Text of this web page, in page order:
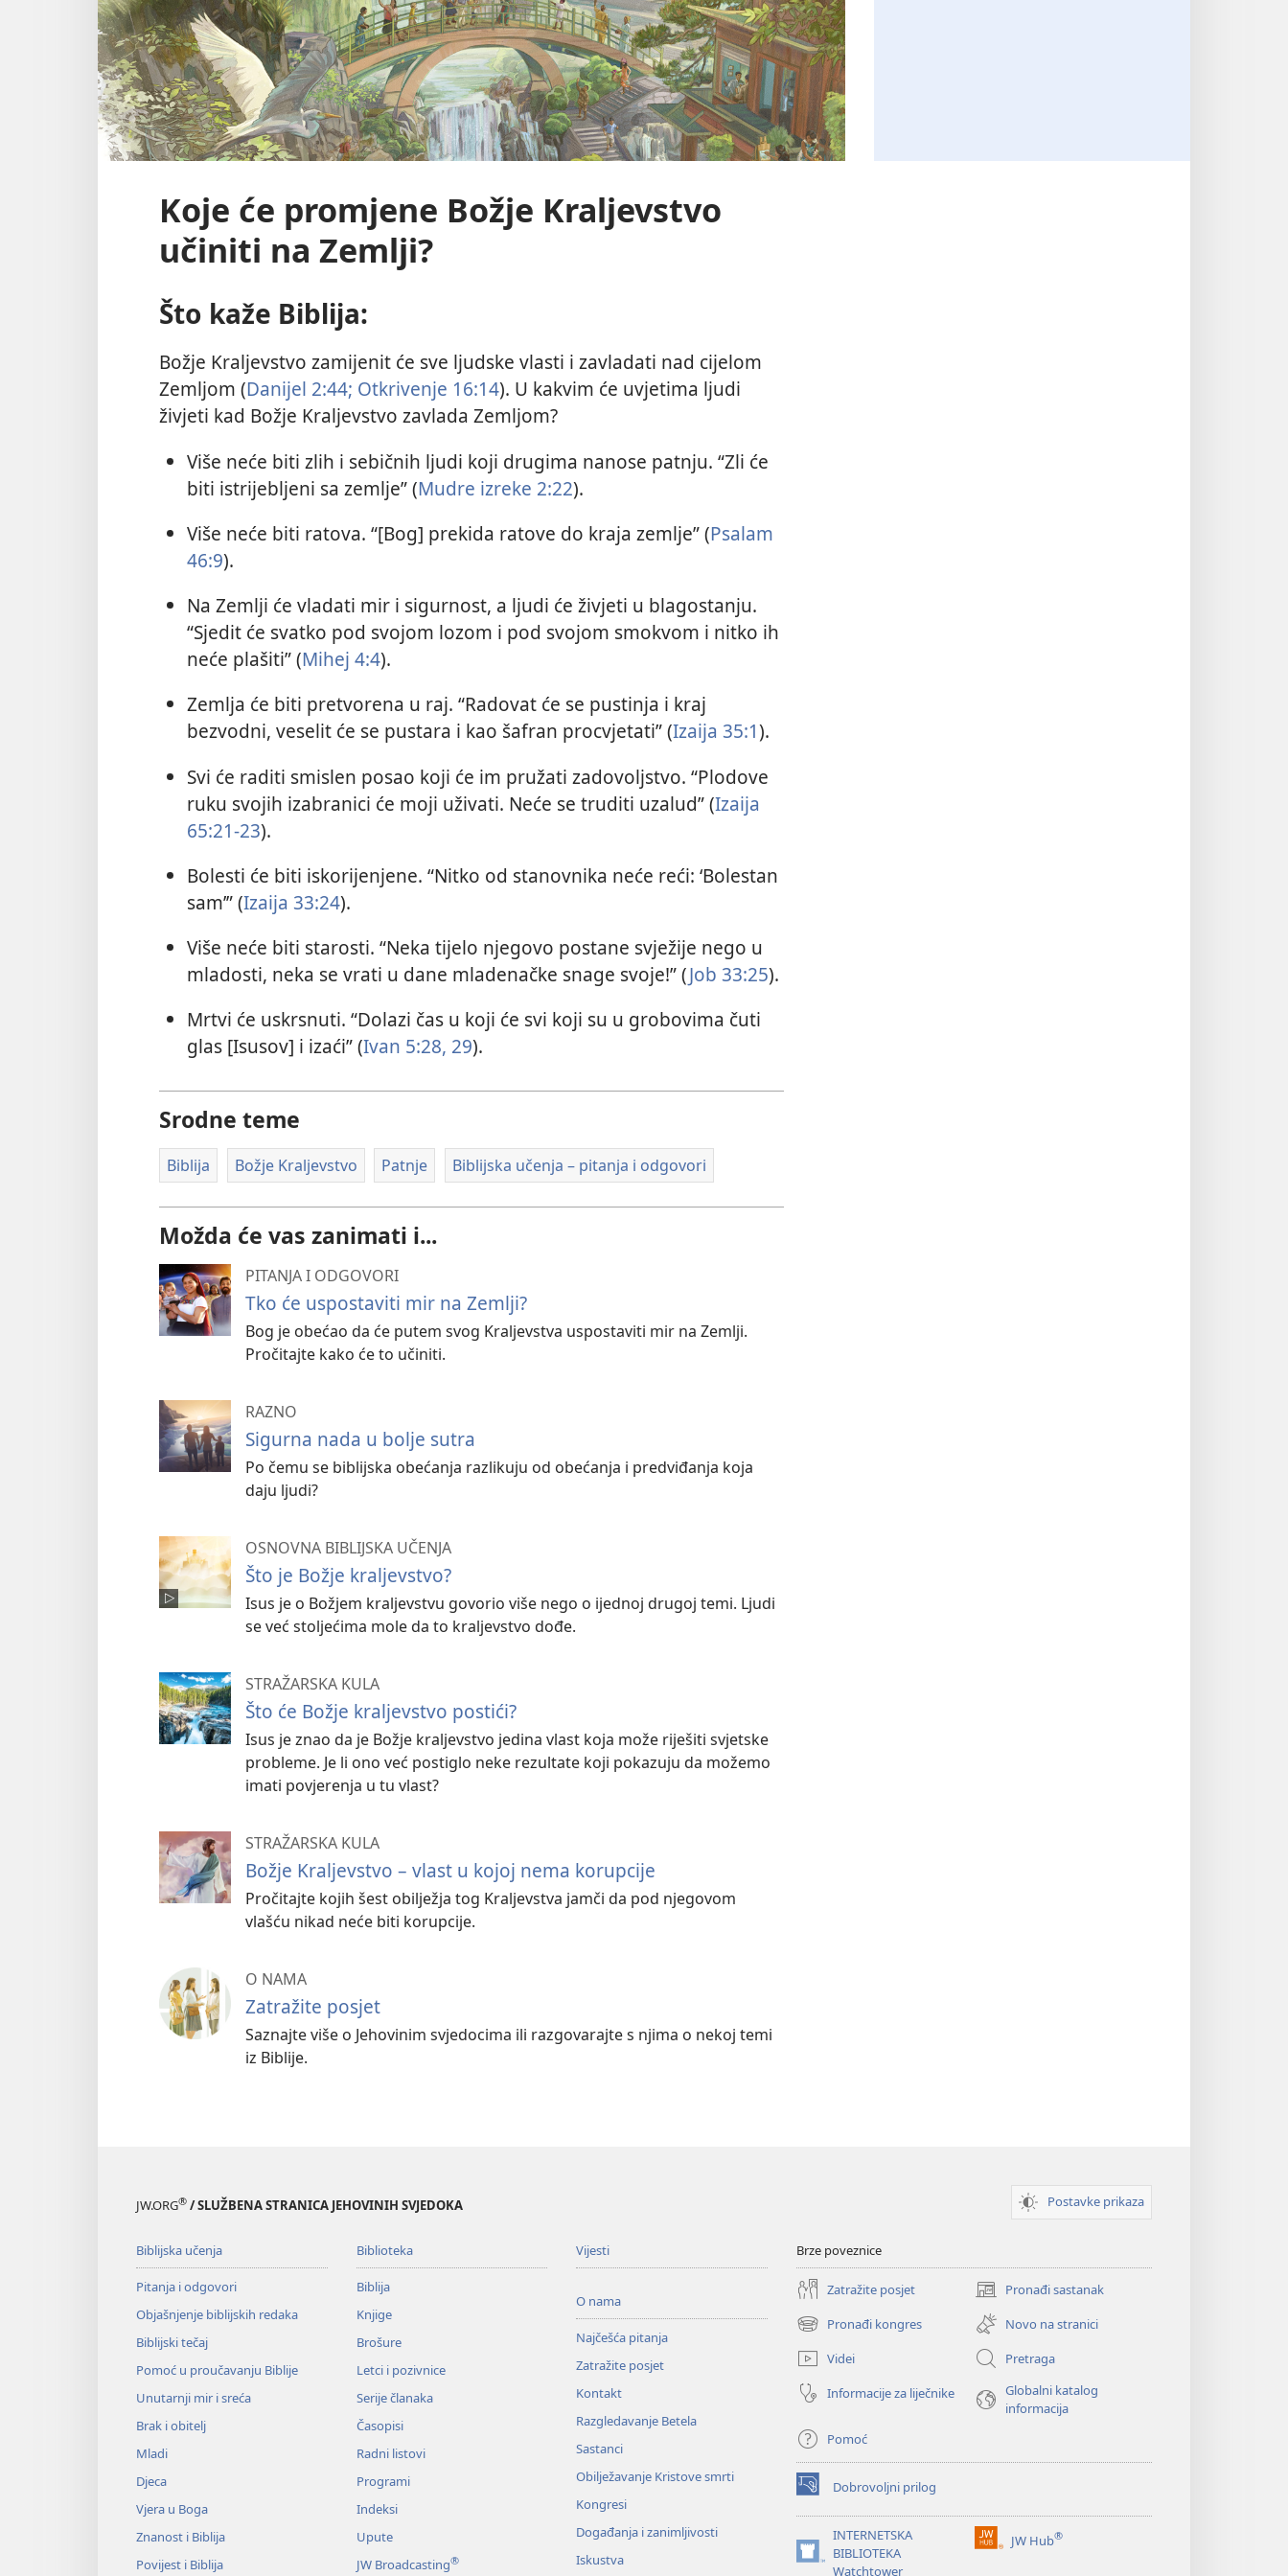
Koje će promjene Božje Kraljevstvo
učiniti na Zemlji?
Što kaže Biblija:
Božje Kraljevstvo zamijenit će sve ljudske vlasti i zavladati nad cijelom
Zemljom (Danijel 2:44; Otkrivenje 16:14). U kakvim će uvjetima ljudi
živjeti kad Božje Kraljevstvo zavlada Zemljom?
Više neće biti zlih i sebičnih ljudi koji drugima nanose patnju. “Zli će
biti istrijebljeni sa zemlje” (Mudre izreke 2:22).
Više neće biti ratova. “[Bog] prekida ratove do kraja zemlje” (Psalam
46:9).
Na Zemlji će vladati mir i sigurnost, a ljudi će živjeti u blagostanju.
“Sjedit će svatko pod svojom lozom i pod svojom smokvom i nitko ih
neće plašiti” (Mihej 4:4).
Zemlja će biti pretvorena u raj. “Radovat će se pustinja i kraj
bezvodni, veselit će se pustara i kao šafran procvjetati” (Izaija 35:1).
Svi će raditi smislen posao koji će im pružati zadovoljstvo. “Plodove
ruku svojih izabranici će moji uživati. Neće se truditi uzalud” (Izaija
65:21-23).
Bolesti će biti iskorijenjene. “Nitko od stanovnika neće reći: ‘Bolestan
sam’” (Izaija 33:24).
Više neće biti starosti. “Neka tijelo njegovo postane svježije nego u
mladosti, neka se vrati u dane mladenačke snage svoje!” (Job 33:25).
Mrtvi će uskrsnuti. “Dolazi čas u koji će svi koji su u grobovima čuti
glas [Isusov] i izaći” (Ivan 5:28, 29).
Srodne teme
Biblija Božje Kraljevstvo Patnje Biblijska učenja – pitanja i odgovori
Možda će vas zanimati i...
PITANJA I ODGOVORI
Tko će uspostaviti mir na Zemlji?
Bog je obećao da će putem svog Kraljevstva uspostaviti mir na Zemlji.
Pročitajte kako će to učiniti.
RAZNO
Sigurna nada u bolje sutra
Po čemu se biblijska obećanja razlikuju od obećanja i predviđanja koja
daju ljudi?
OSNOVNA BIBLIJSKA UČENJA
Što je Božje kraljevstvo?
Isus je o Božjem kraljevstvu govorio više nego o ijednoj drugoj temi. Ljudi
se već stoljećima mole da to kraljevstvo dođe.
STRAŽARSKA KULA
Što će Božje kraljevstvo postići?
Isus je znao da je Božje kraljevstvo jedina vlast koja može riješiti svjetske
probleme. Je li ono već postiglo neke rezultate koji pokazuju da možemo
imati povjerenja u tu vlast?
STRAŽARSKA KULA
Božje Kraljevstvo – vlast u kojoj nema korupcije
Pročitajte kojih šest obilježja tog Kraljevstva jamči da pod njegovom
vlašću nikad neće biti korupcije.
O NAMA
Zatražite posjet
Saznajte više o Jehovinim svjedocima ili razgovarajte s njima o nekoj temi
iz Biblije.
JW.ORG® / SLUŽBENA STRANICA JEHOVINIH SVJEDOKA Postavke prikaza
Biblijska učenja
Pitanja i odgovori
Objašnjenje biblijskih redaka
Biblijski tečaj
Pomoć u proučavanju Biblije
Unutarnji mir i sreća
Brak i obitelj
Mladi
Djeca
Vjera u Boga
Znanost i Biblija
Povijest i Biblija
Biblioteka
Biblija
Knjige
Brošure
Letci i pozivnice
Serije članaka
Časopisi
Radni listovi
Programi
Indeksi
Upute
JW Broadcasting®
Vijesti
O nama
Najčešća pitanja
Zatražite posjet
Kontakt
Razgledavanje Betela
Sastanci
Obilježavanje Kristove smrti
Kongresi
Događanja i zanimljivosti
Iskustva
Brze poveznice
Zatražite posjet Pronađi sastanak
(otvara
se
novi
prozor)
Pronađi kongres
(otvara
se
novi
prozor)
Novo na stranici
Videi
Pretraga
Informacije za liječnike
Globalni katalog
informacija
Pomoć
Dobrovoljni prilog
(otvara
se
prozor)
INTERNETSKA
BIBLIOTEKA
Watchtower
(otvara
JW Hub®
(otvara